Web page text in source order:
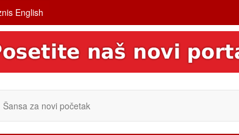
English
Šansa za novi početak